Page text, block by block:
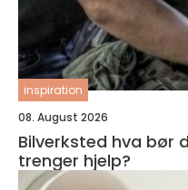
inspiration
08. August 2026
Bilverksted hva bør du se etter når bilen
trenger hjelp?